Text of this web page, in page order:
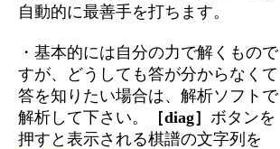
自動的に最善手を打ちます。
・基本的には自分の力で解くもので
すが、どうしても答が分からなくて
答を知りたい場合は、解析ソフトで
解析して下さい。
［diag］ ボタンを
押すと表示される棋譜の文字列を